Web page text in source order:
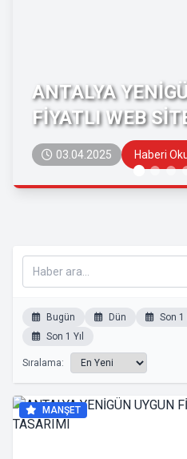
Bugün Dün Son 1
Son 1 Yıl
Sıralama:
MANŞET